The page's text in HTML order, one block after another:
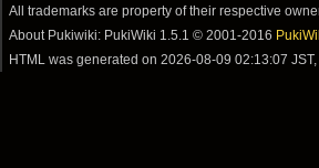
All trademarks are property of their respective
About Pukiwiki: PukiWiki 1.5.1 © 2001-2016
HTML was generated on2026-08-09 02:13:07 JST